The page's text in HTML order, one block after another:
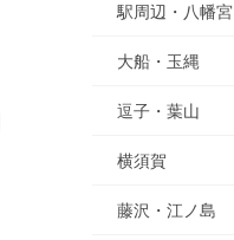
駅周辺・八幡宮
大船・玉縄
逗子・葉山
横須賀
藤沢・江ノ島